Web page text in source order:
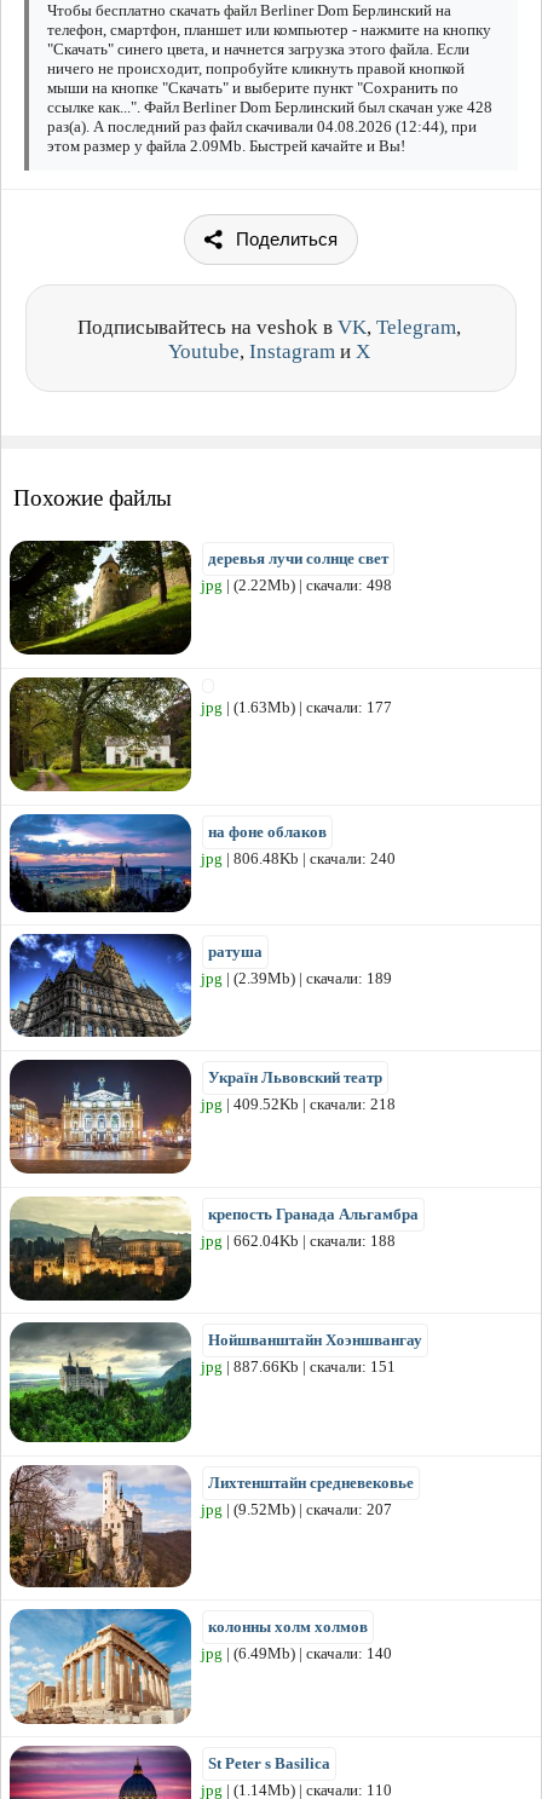
Чтобы бесплатно скачать файл Berliner Dom Берлинский на
телефон, смартфон, планшет или компьютер - нажмите на кнопку
"Скачать" синего цвета, и начнется загрузка этого файла. Если
ничего не происходит, попробуйте кликнуть правой кнопкой
мыши на кнопке "Скачать" и выберите пункт "Сохранить по
ссылке как...". Файл Berliner Dom Берлинский был скачан уже 428
раз(а). А последний раз файл скачивали 04.08.2026 (12:44), при
этом размер у файла 2.09Mb. Быстрей качайте и Вы!
Поделиться
Подписывайтесь на veshok в VK, Telegram,
Youtube, Instagram и X
Похожие файлы
деревья лучи солнце свет
jpg | (2.22Mb) | скачали: 498
jpg | (1.63Mb) | скачали: 177
на фоне облаков
jpg | 806.48Kb | скачали: 240
ратуша
jpg | (2.39Mb) | скачали: 189
Україн Львовский театр
jpg | 409.52Kb | скачали: 218
крепость Гранада Альгамбра
jpg | 662.04Kb | скачали: 188
Нойшванштайн Хоэншвангау
jpg | 887.66Kb | скачали: 151
Лихтенштайн средневековье
jpg | (9.52Mb) | скачали: 207
колонны холм холмов
jpg | (6.49Mb) | скачали: 140
St Peter s Basilica
jpg | (1.14Mb) | скачали: 110